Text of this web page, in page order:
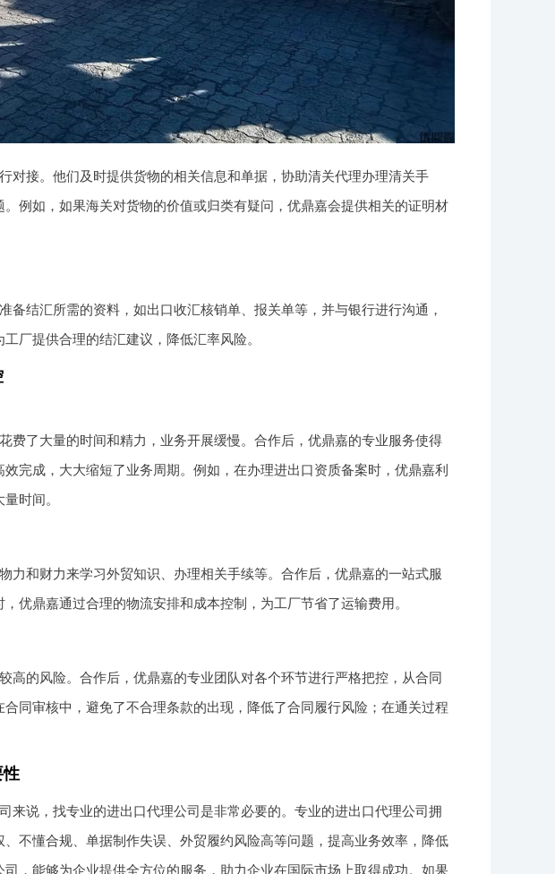
对接。他们及时提供货物的相关信息和单据，协助清关代理办理清关手
例如，如果海关对货物的价值或归类有疑问，优鼎嘉会提供相关的证明材
结汇所需的资料，如出口收汇核销单、报关单等，并与银行进行沟通，
厂提供合理的结汇建议，降低汇率风险。
费了大量的时间和精力，业务开展缓慢。合作后，优鼎嘉的专业服务使得
完成，大大缩短了业务周期。例如，在办理进出口资质备案时，优鼎嘉利
时间。
力和财力来学习外贸知识、办理相关手续等。合作后，优鼎嘉的一站式服
优鼎嘉通过合理的物流安排和成本控制，为工厂节省了运输费用。
高的风险。合作后，优鼎嘉的专业团队对各个环节进行严格把控，从合同
同审核中，避免了不合理条款的出现，降低了合同履行风险；在通关过程
性
来说，找专业的进出口代理公司是非常必要的。专业的进出口代理公司拥
不懂合规、单据制作失误、外贸履约风险高等问题，提高业务效率，降低
，能够为企业提供全方位的服务，助力企业在国际市场上取得成功。如果